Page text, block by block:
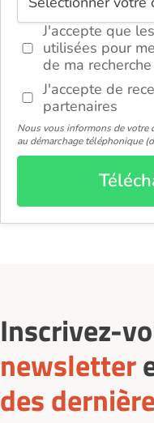
J'accepte que
utilisées pour
de ma
J'accepte de
partenaires
Nous vous informons de
au démarchage téléphonique
Inscrivez-
newsletter
des